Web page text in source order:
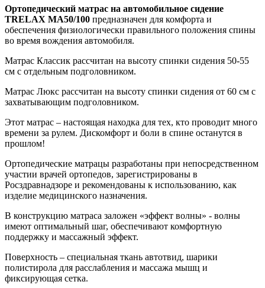
Ортопедический матрас на автомобильное сидение
TRELAX МА50/100 предназначен для комфорта и
обеспечения физиологически правильного положения спины
во время вождения автомобиля.
Матрас Классик рассчитан на высоту спинки сидения 50-55
см с отдельным подголовником.
Матрас Люкс рассчитан на высоту спинки сидения от 60 см с
захватывающим подголовником.
Этот матрас – настоящая находка для тех, кто проводит много
времени за рулем. Дискомфорт и боли в спине останутся в
прошлом!
Ортопедические матрацы разработаны при непосредственном
участии врачей ортопедов, зарегистрированы в
Росздравнадзоре и рекомендованы к использованию, как
изделие медицинского назначения.
В конструкцию матраса заложен «эффект волны» - волны
имеют оптимальный шаг, обеспечивают комфортную
поддержку и массажный эффект.
Поверхность – специальная ткань автотвид, шарики
полистирола для расслабления и массажа мышц и
фиксирующая сетка.